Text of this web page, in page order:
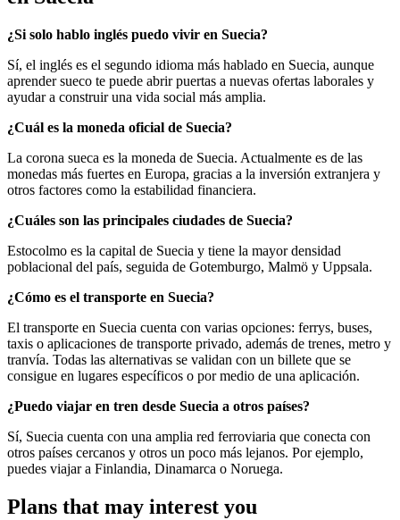
¿Si solo hablo inglés puedo vivir en Suecia?
Sí, el inglés es el segundo idioma más hablado en Suecia, aunque
aprender sueco te puede abrir puertas a nuevas ofertas laborales y
ayudar a construir una vida social más amplia.
¿Cuál es la moneda oficial de Suecia?
La corona sueca es la moneda de Suecia. Actualmente es de las
monedas más fuertes en Europa, gracias a la inversión extranjera y
otros factores como la estabilidad financiera.
¿Cuáles son las principales ciudades de Suecia?
Estocolmo es la capital de Suecia y tiene la mayor densidad
poblacional del país, seguida de Gotemburgo, Malmö y Uppsala.
¿Cómo es el transporte en Suecia?
El transporte en Suecia cuenta con varias opciones: ferrys, buses,
taxis o aplicaciones de transporte privado, además de trenes, metro y
tranvía. Todas las alternativas se validan con un billete que se
consigue en lugares específicos o por medio de una aplicación.
¿Puedo viajar en tren desde Suecia a otros países?
Sí, Suecia cuenta con una amplia red ferroviaria que conecta con
otros países cercanos y otros un poco más lejanos. Por ejemplo,
puedes viajar a Finlandia, Dinamarca o Noruega.
Plans that may interest you